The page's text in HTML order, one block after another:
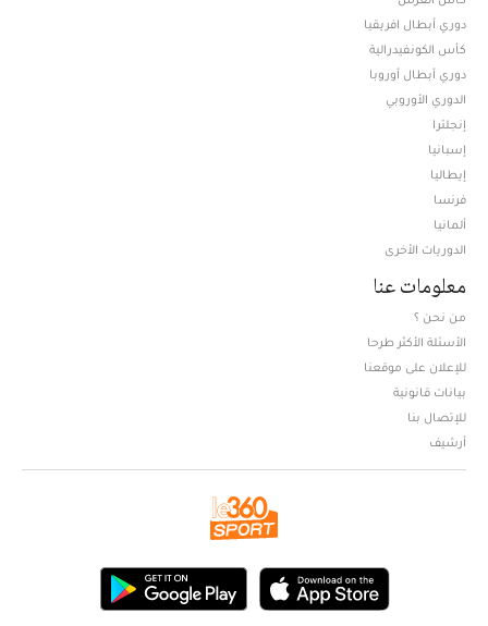
دوري أبطال افريقيا
كأس الكونفيدرالية
دوري أبطال أوروبا
الدوري الأوروبي
إنجلترا
إسبانيا
إيطاليا
فرنسا
ألمانيا
الدوريات الأخرى
معلومات عنا
من نحن ؟
الأسئلة الأكثر طرحا
للإعلان على موقعنا
بيانات قانونية
للإتصال بنا
أرشيف